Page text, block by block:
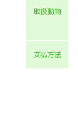
取扱動物
支払方法